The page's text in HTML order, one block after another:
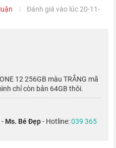
cải thiện đáng kể khả năng
kép ở mặt sau còn được mở
lượng ánh sáng nhiều hơn
hình xuất sắc và chuẩn màu
Đánh giá vào lúc 20-11-
12 256GB màu TRẮNG mã
chỉ còn bản 64GB thôi.
- Ms. Bé Đẹp- Hotline:039 365